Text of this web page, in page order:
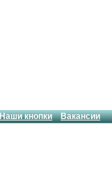
Наши кнопки Вакансии